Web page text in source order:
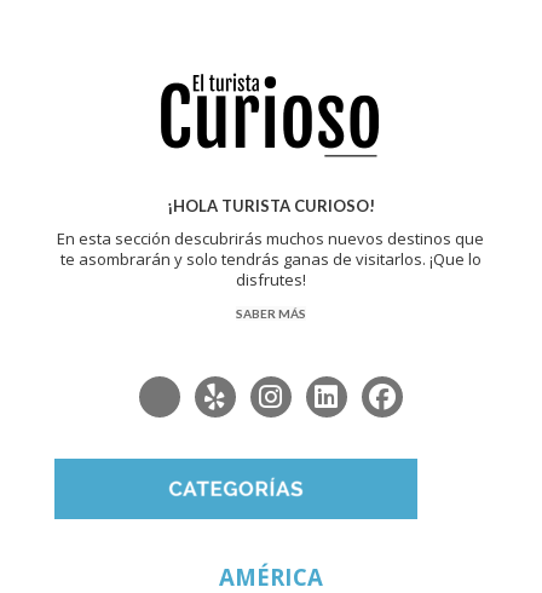
¡HOLA TURISTA CURIOSO!
En esta sección descubrirás muchos nuevos destinos que
te asombrarán y solo tendrás ganas de visitarlos. ¡Que lo
disfrutes!
SABER MÁS
AMÉRICA